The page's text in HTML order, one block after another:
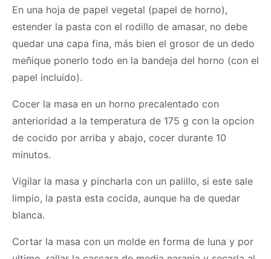
En una hoja de papel vegetal (papel de horno),
estender la pasta con el rodillo de amasar, no debe
quedar una capa fina, más bien el grosor de un dedo
meñique ponerlo todo en la bandeja del horno (con el
papel incluido).
Cocer la masa en un horno precalentado con
anterioridad a la temperatura de 175 g con la opcion
de cocido por arriba y abajo, cocer durante 10
minutos.
Vigilar la masa y pincharla con un palillo, si este sale
limpio, la pasta esta cocida, aunque ha de quedar
blanca.
Cortar la masa con un molde en forma de luna y por